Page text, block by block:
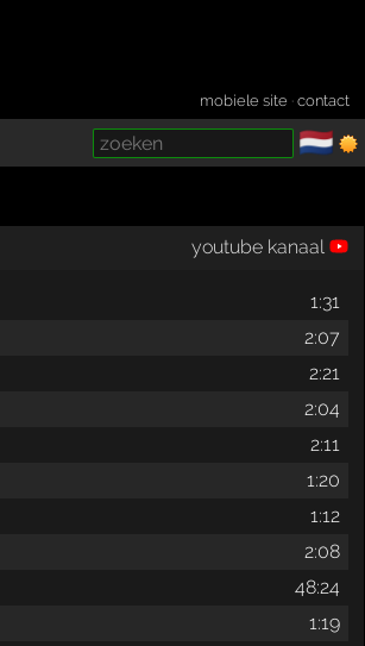
mobiele site ·contact
🇳🇱
youtube kanaal
1:31
2:07
2:21
2:04
2:11
1:20
1:12
2:08
48:24
1:19